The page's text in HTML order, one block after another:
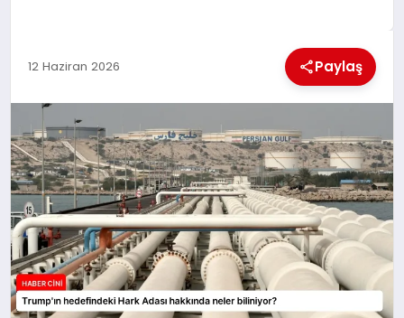
MAGAZIN
EKONOMI
YEREL HABERLER
GÜNDEM
12 Haziran 2026 Paylaş